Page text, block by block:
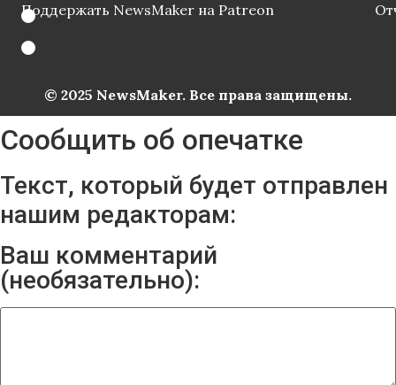
Поддержать NewsMaker на Patreon
© 2025 NewsMaker. Все права защищены.
Сообщить об опечатке
Текст, который будет отправлен
нашим редакторам:
Ваш комментарий
(необязательно):